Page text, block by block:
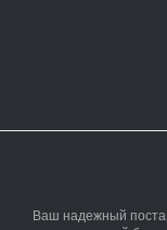
Ваш надежный